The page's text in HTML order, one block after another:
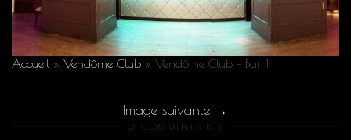
Accueil » Vendôme Club » Vendôme Club – Bar 1
Image suivante
0 COMMENTAIRES